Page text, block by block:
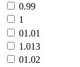
0.99
1
01.01
1.013
01.02